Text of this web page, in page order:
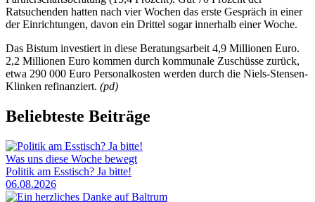
Ratsuchenden hatten nach vier Wochen das erste Gespräch in einer
der Einrichtungen, davon ein Drittel sogar innerhalb einer Woche.
Das Bistum investiert in diese Beratungsarbeit 4,9 Millionen Euro.
2,2 Millionen Euro kommen durch kommunale Zuschüsse zurück,
etwa 290 000 Euro Personalkosten werden durch die Niels-Stensen-
Klinken refinanziert. (pd)
Beliebteste Beiträge
Was uns diese Woche bewegt
Politik am Esstisch? Ja bitte!
06.08.2026